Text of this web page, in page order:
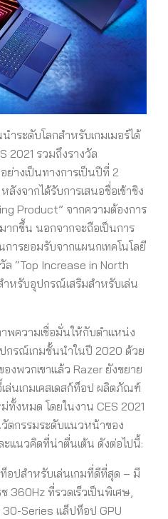
ระดับโลกสำหรับเกมเมอร์ได้
2021 รวมถึงรางวัล
ย่างเป็นทางการเป็นปีที่ 2
งจากได้รับการเสนอชื่อเข้าชิง
Product” จากความต้องการ
ากขึ้น นอกจากจะถือเป็นการ
ารยอมรับจากแผนกเทคโนโลยี
ล “Top Increase in North
หรับอุปกรณ์เสริมสำหรับเล่น
พความเชื่อมั่นให้กับตำแหน่ง
กรณ์เกมชั้นนำในปี 2020 ด้วย
พวกเขาแล้ว Razer ยังขยาย
ล่นเกมเคสเดสก์ท็อป ผลิตภัณฑ์
ทั้งหมด โดยในงาน CES 2021
ตกรรมระดับแนวหน้าของ
แนวคิดที่น่าตื่นเต้น ดังต่อไปนี้:
อปสำหรับเล่นเกมที่ดีที่สุด – มี
360Hz ที่รวดเร็วเป็นพิเศษ,
30-Series แล็ปท็อป GPU